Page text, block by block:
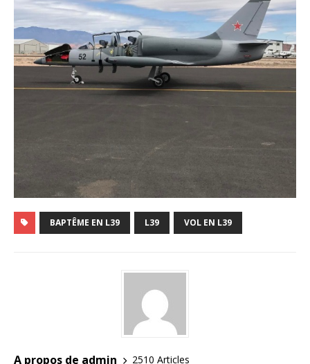
BAPTÊME EN L39 L39 VOL EN L39
A propos de admin 2510 Articles